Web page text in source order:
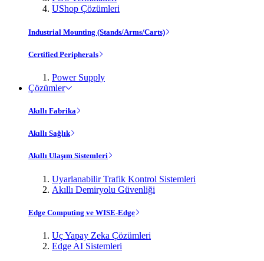
UShop Çözümleri
Industrial Mounting (Stands/Arms/Carts)
Certified Peripherals
Power Supply
Çözümler
Akıllı Fabrika
Akıllı Sağlık
Akıllı Ulaşım Sistemleri
Uyarlanabilir Trafik Kontrol Sistemleri
Akıllı Demiryolu Güvenliği
Edge Computing ve WISE-Edge
Uç Yapay Zeka Çözümleri
Edge AI Sistemleri